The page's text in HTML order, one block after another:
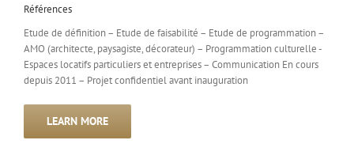
Références
Etude de définition – Etude de faisabilité – Etude de programmation –
AMO (architecte, paysagiste, décorateur) – Programmation culturelle -
Espaces locatifs particuliers et entreprises – Communication En cours
depuis 2011 – Projet confidentiel avant inauguration
LEARN MORE